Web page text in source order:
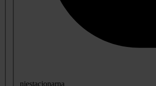
niestacjonarna